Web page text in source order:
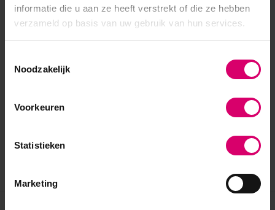
informatie die u aan ze heeft verstrekt of die ze hebben
verzameld op basis van uw gebruik van hun services.
Noodzakelijk
Voorkeuren
Statistieken
Marketing